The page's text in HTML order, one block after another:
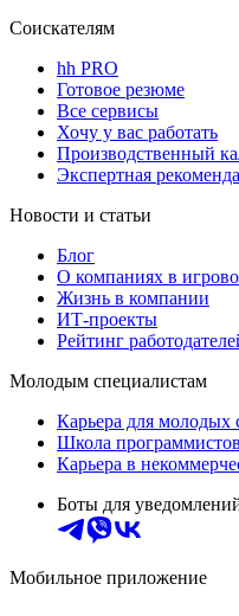
Соискателям
hh PRO
Готовое резюме
Все сервисы
Хочу у вас работать
Производственный
Экспертная
Новости и статьи
Блог
О компаниях в
Жизнь в компании
ИТ-проекты
Рейтинг
Молодым специалистам
Карьера для молодых
Школа программистов
Карьера в
Боты для
Мобильное приложение